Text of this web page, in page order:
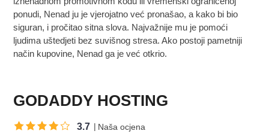
ponudi, Nenad ju je vjerojatno već pronašao, a kako bi bio
siguran, i pročitao sitna slova. Najvažnije mu je pomoći
ljudima uštedjeti bez suvišnog stresa. Ako postoji pametniji
način kupovine, Nenad ga je već otkrio.
GODADDY HOSTING
3.7 Naša ocjena